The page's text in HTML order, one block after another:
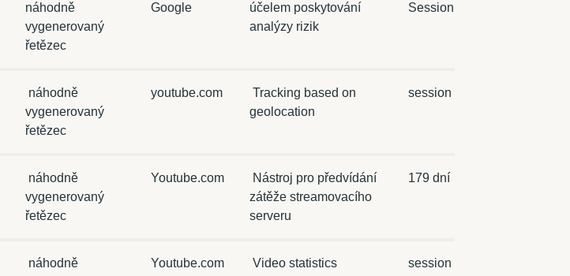
náhodně
vygenerovaný
řetězec
Google
účelem poskytování
analýzy rizik
Session
náhodně
vygenerovaný
řetězec
youtube.com
Tracking based on
geolocation
session
náhodně
vygenerovaný
řetězec
Youtube.com
Nástroj pro předvídání
zátěže streamovacího
serveru
179 dní
náhodně
Youtube.com Video statistics session